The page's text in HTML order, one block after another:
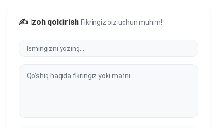
✍️ Izoh qoldirish Fikringiz biz uchun muhim!